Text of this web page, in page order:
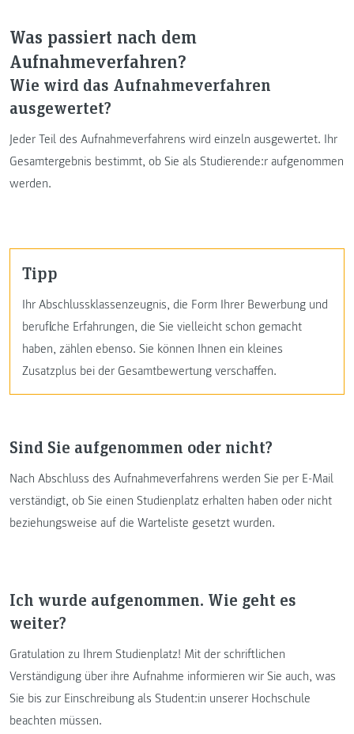
Was passiert nach dem
Aufnahmeverfahren?
Wie wird das Aufnahmeverfahren
ausgewertet?
Jeder Teil des Aufnahmeverfahrens wird einzeln ausgewertet. Ihr
Gesamtergebnis bestimmt, ob Sie als Studierende:r aufgenommen
werden.
Tipp
Ihr Abschlussklassenzeugnis, die Form Ihrer Bewerbung und
berufliche Erfahrungen, die Sie vielleicht schon gemacht
haben, zählen ebenso. Sie können Ihnen ein kleines
Zusatzplus bei der Gesamtbewertung verschaffen.
Sind Sie aufgenommen oder nicht?
Nach Abschluss des Aufnahmeverfahrens werden Sie per E-Mail
verständigt, ob Sie einen Studienplatz erhalten haben oder nicht
beziehungsweise auf die Warteliste gesetzt wurden.
Ich wurde aufgenommen. Wie geht es
weiter?
Gratulation zu Ihrem Studienplatz! Mit der schriftlichen
Verständigung über ihre Aufnahme informieren wir Sie auch, was
Sie bis zur Einschreibung als Student:in unserer Hochschule
beachten müssen.